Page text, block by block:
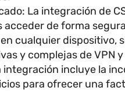
La integración de
acceder de forma
cualquier dispositivo,
y complejas de VPN
incluye la
para ofrecer una